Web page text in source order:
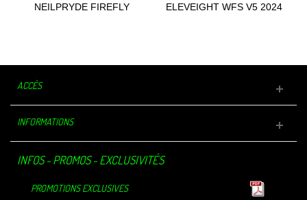
NEILPRYDE FIREFLY
ELEVEIGHT WFS V5 2024
ACCÈS
INFORMATIONS
INFOS - PROMOS - EXCLUSIVITÉS
PROMOTIONS EXCLUSIVES